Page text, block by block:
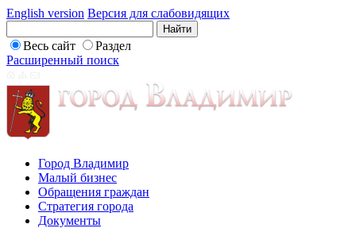
English version Версия для слабовидящих
Весь сайт
Раздел
Расширенный поиск
Город Владимир
Малый бизнес
Обращения граждан
Стратегия города
Документы